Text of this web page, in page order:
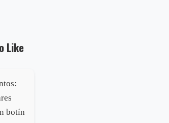
Like